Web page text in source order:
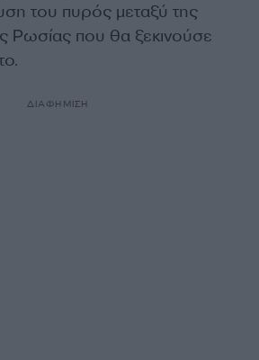
του πυρός μεταξύ της
Ρωσίας που θα ξεκινούσε
ΔΙΑΦΗΜΙΣΗ